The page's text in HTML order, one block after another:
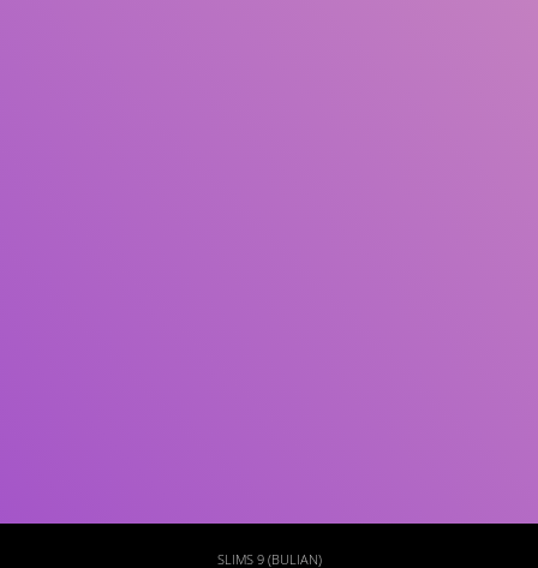
SLIMS 9 (BULIAN)